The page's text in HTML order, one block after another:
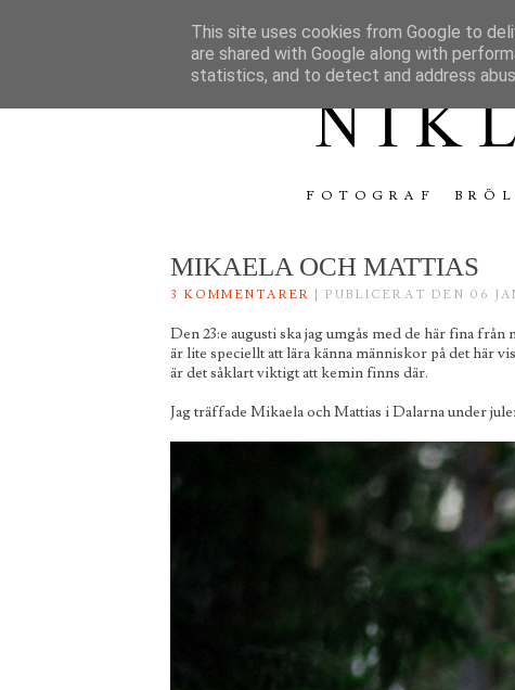
FOTOGRAF
MIKAELA OCH MATTIAS
3 KOMMENTARER | PUBLICERAT DEN 06
Den 23:e augusti ska jag umgås med de här fina
är lite speciellt att lära känna människor på det här
är det såklart viktigt att kemin finns där.
Jag träffade Mikaela och Mattias i Dalarna under
This site uses cookies from Google to
are shared with Google along with
statistics, and to detect and address